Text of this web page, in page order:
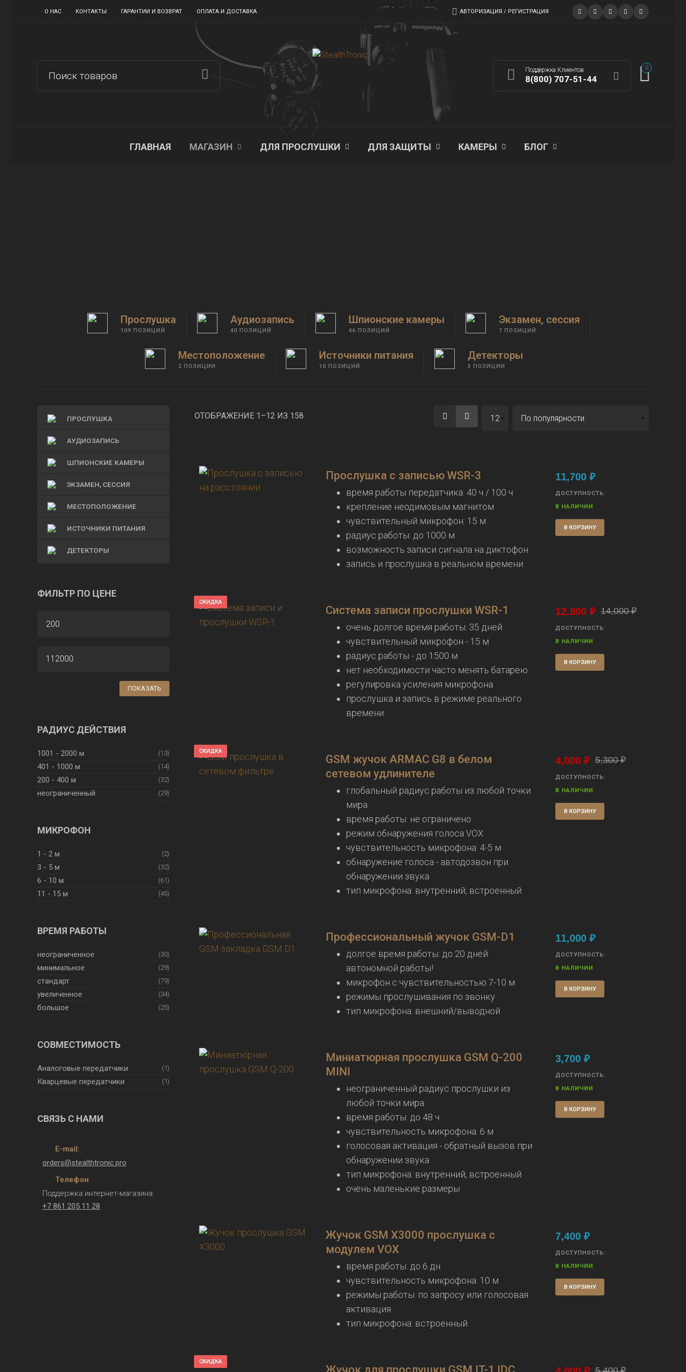
О НАС КОНТАКТЫ ГАРАНТИИ И ВОЗВРАТ ОПЛАТА И ДОСТАВКА АВТОРИЗАЦИЯ / РЕГИСТРАЦИЯ
Поддержка Клиентов
8(800) 707-51-44
0
ГЛАВНАЯ МАГАЗИН ДЛЯ ПРОСЛУШКИ ДЛЯ ЗАЩИТЫ КАМЕРЫ БЛОГ
Прослушка
109 ПОЗИЦИЙ
Аудиозапись
40 ПОЗИЦИЙ
Шпионские камеры
46 ПОЗИЦИЙ
Экзамен, сессия
7 ПОЗИЦИЙ
Местоположение
2 ПОЗИЦИИ
Источники питания
10 ПОЗИЦИЙ
Детекторы
3 ПОЗИЦИИ
ПРОСЛУШКА
АУДИОЗАПИСЬ
ШПИОНСКИЕ КАМЕРЫ
ЭКЗАМЕН, СЕССИЯ
МЕСТОПОЛОЖЕНИЕ
ИСТОЧНИКИ ПИТАНИЯ
ДЕТЕКТОРЫ
ФИЛЬТР ПО ЦЕНЕ
ЦЕНА
ЦЕНА
ПОКАЗАТЬ
РАДИУС ДЕЙСТВИЯ
1001 - 2000 м (13)
401 - 1000 м (14)
200 - 400 м (32)
неограниченный (29)
МИКРОФОН
1 - 2 м (2)
3 - 5 м (32)
6 - 10 м (61)
11 - 15 м (45)
ВРЕМЯ РАБОТЫ
неограниченное (30)
минимальное (29)
стандарт (79)
увеличенное (34)
большое (25)
СОВМЕСТИМОСТЬ
Аналоговые передатчики (1)
Кварцевые передатчики (1)
СВЯЗЬ С НАМИ
E-mail:
orders@stealthtronic.pro
Телефон
Поддержка интернет-магазина:
+7 861 205 11 28
ОТОБРАЖЕНИЕ 1–12 ИЗ 158
Прослушка с записью WSR-3
время работы передатчика: 40 ч / 100 ч
крепление неодимовым магнитом
чувствительный микрофон: 15 м
радиус работы: до 1000 м
возможность записи сигнала на диктофон
запись и прослушка в реальном времени
11,700 ₽
ДОСТУПНОСТЬ:
В НАЛИЧИИ
В КОРЗИНУ
СКИДКА
Система записи прослушки WSR-1
очень долгое время работы: 35 дней
чувствительный микрофон - 15 м
радиус работы - до 1500 м
нет необходимости часто менять батарею
регулировка усиления микрофона
прослушка и запись в режиме реального
времени
14,000₽
12,800 ₽
ДОСТУПНОСТЬ:
В НАЛИЧИИ
В КОРЗИНУ
СКИДКА
GSM жучок ARMAC G8 в белом
сетевом удлинителе
глобальный радиус работы из любой точки
мира
время работы: не ограничено
режим обнаружения голоса VOX
чувствительность микрофона: 4-5 м
обнаружение голоса - автодозвон при
обнаружении звука
тип микрофона: внутренний, встроенный
5,300₽
4,000 ₽
ДОСТУПНОСТЬ:
В НАЛИЧИИ
В КОРЗИНУ
Профессиональный жучок GSM-D1
долгое время работы: до 20 дней
автономной работы!
микрофон с чувствительностью 7-10 м
режимы прослушивания по звонку
тип микрофона: внешний/выводной
11,000 ₽
ДОСТУПНОСТЬ:
В НАЛИЧИИ
В КОРЗИНУ
Миниатюрная прослушка GSM Q-200
MINI
неограниченный радиус прослушки из
любой точки мира
время работы: до 48 ч
чувствительность микрофона: 6 м
голосовая активация - обратный вызов при
обнаружении звука
тип микрофона: внутренний, встроенный
очень маленькие размеры
3,700 ₽
ДОСТУПНОСТЬ:
В НАЛИЧИИ
В КОРЗИНУ
Жучок GSM X3000 прослушка с
модулем VOX
время работы: до 6 дн
чувствительность микрофона: 10 м
режимы работы: по запросу или голосовая
активация
тип микрофона: встроенный
7,400 ₽
ДОСТУПНОСТЬ:
В НАЛИЧИИ
В КОРЗИНУ
СКИДКА
Жучок для прослушки GSM IT-1 IDC